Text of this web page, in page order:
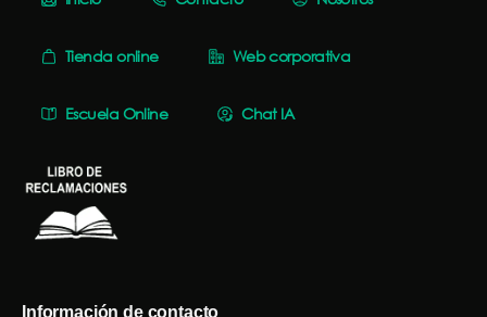
Tienda online Web corporativa
Escuela Online Chat IA
Información de contacto